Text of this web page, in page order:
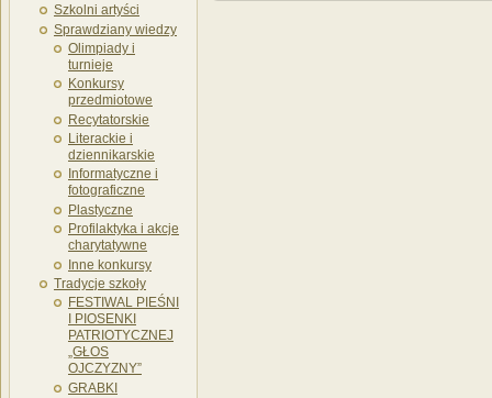
Szkolni artyści
Sprawdziany wiedzy
Olimpiady i
turnieje
Konkursy
przedmiotowe
Recytatorskie
Literackie i
dziennikarskie
Informatyczne i
fotograficzne
Plastyczne
Profilaktyka i akcje
charytatywne
Inne konkursy
Tradycje szkoły
FESTIWAL PIEŚNI
I PIOSENKI
PATRIOTYCZNEJ
„GŁOS
OJCZYZNY”
GRABKI